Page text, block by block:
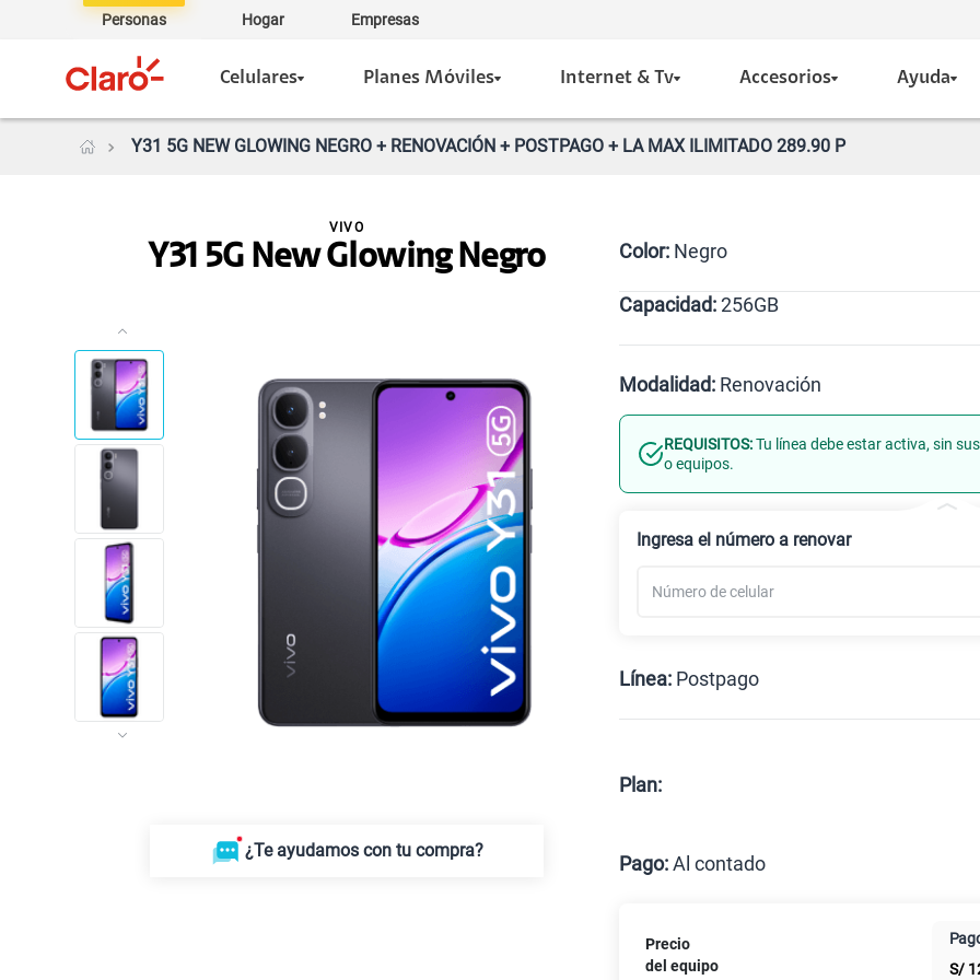
Personas Hogar Empresas
Celulares Planes Móviles Internet & Tv Accesorios Ayuda
Y31 5G NEW GLOWING NEGRO + RENOVACIÓN + POSTPAGO + LA MAX ILIMITADO 289.90 P
Y31 5G New Glowing Negro
VIVO
¿Te ayudamos con tu compra?
Color: Negro
Negro
Capacidad:256GB
Modalidad: Renovación
Línea Nueva Portabilidad
REQUISITOS:Tu línea debe estar activa, sin
o equipos.
Ingresa el número a renovar
Línea: Postpago
Plan:
Paga solo
Pago:Al contado
Cuotas
Precio
del equipo
S/